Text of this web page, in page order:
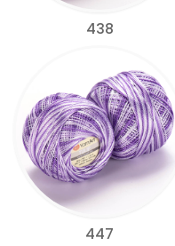
438
447